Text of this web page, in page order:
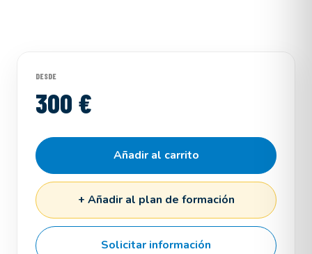
DESDE
300 €
Añadir al carrito
+ Añadir al plan de formación
Solicitar información